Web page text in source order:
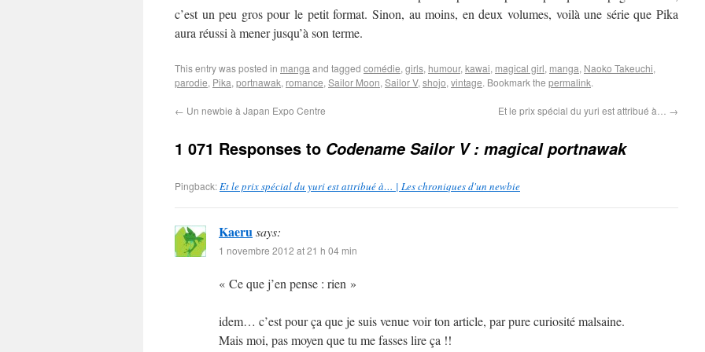
c’est un peu gros pour le petit format. Sinon, au moins, en deux volumes, voilà une série que Pika
aura réussi à mener jusqu’à son terme.
This entry was posted in manga and tagged comédie, girls, humour, kawai, magical girl, manga, Naoko Takeuchi,
parodie, Pika, portnawak, romance, Sailor Moon, Sailor V, shojo, vintage. Bookmark the permalink.
← Un newbie à Japan Expo Centre Et le prix spécial du yuri est attribué à… →
1 071 Responses to Codename Sailor V : magical portnawak
Pingback:Et le prix spécial du yuri est attribué à… | Les chroniques d'un newbie
Kaerusays:
1 novembre 2012 at 21 h 04 min
« Ce que j’en pense : rien »
idem… c’est pour ça que je suis venue voir ton article, par pure curiosité malsaine.
Mais moi, pas moyen que tu me fasses lire ça !!